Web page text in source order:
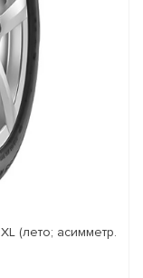
(лето; асимметр.